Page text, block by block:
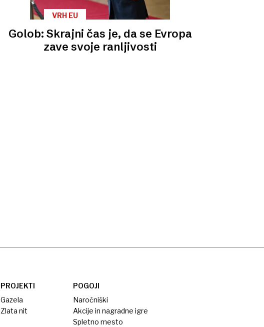
VRH EU
Golob: Skrajni čas je, da se Evropa
zave svoje ranljivosti
PROJEKTI
Gazela
Zlata nit
POGOJI
Naročniški
Akcije in nagradne igre
Spletno mesto